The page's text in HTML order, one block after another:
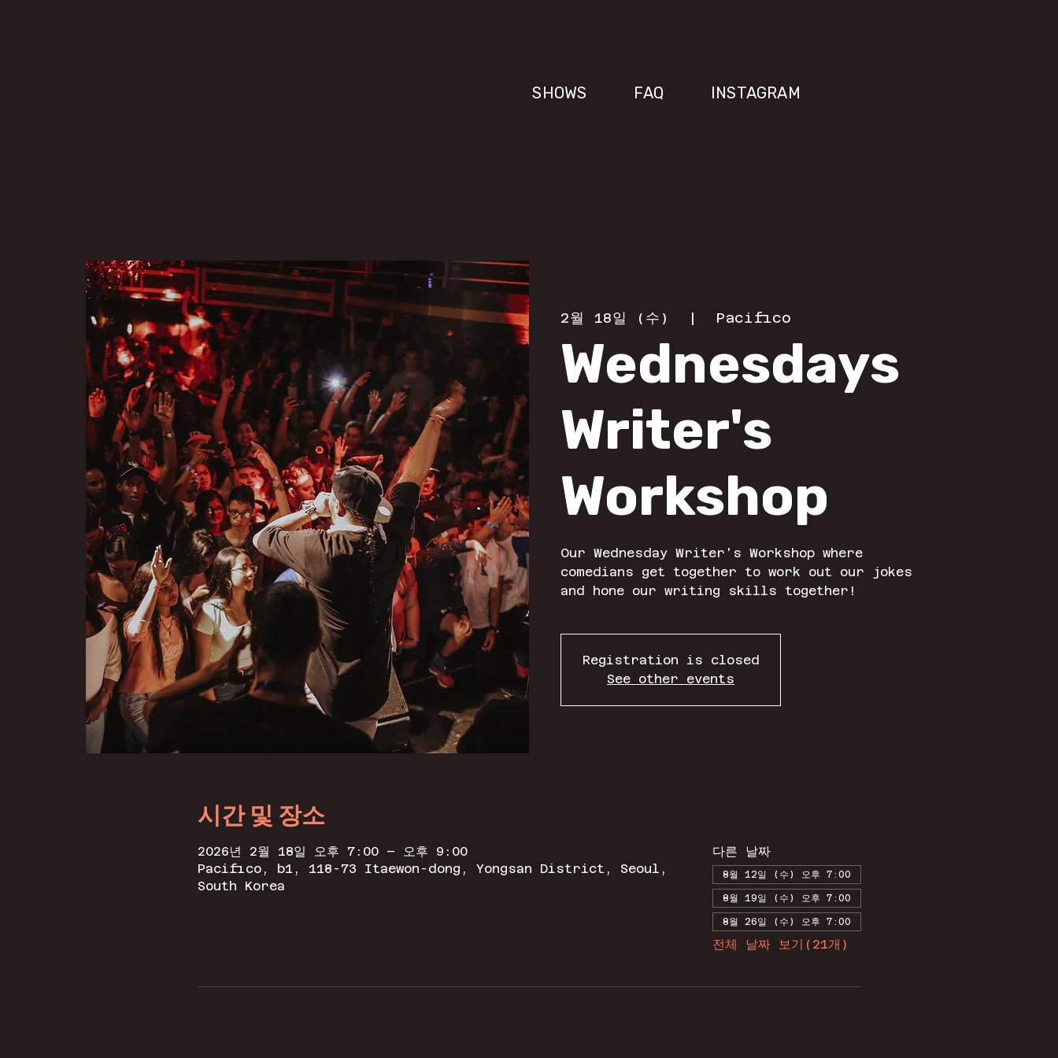
SHOWS FAQ INSTAGRAM
2월 18일 (수)
  |
Pacifico
Wednesdays
Writer's
Workshop
Our Wednesday Writer's Workshop where
comedians get together to work out our jokes
and hone our writing skills together!
Registration is closed
See other events
시간 및 장소
2026년 2월 18일 오후 7:00 – 오후 9:00
Pacifico, b1, 118-73 Itaewon-dong, Yongsan District, Seoul,
South Korea
다른 날짜
8월 12일 (수) 오후 7:00
8월 19일 (수) 오후 7:00
8월 26일 (수) 오후 7:00
전체 날짜 보기(21개)